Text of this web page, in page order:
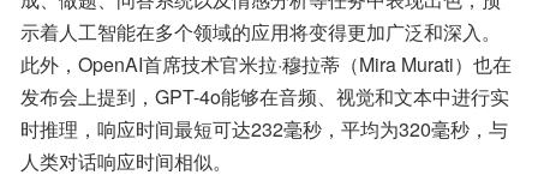
示着人工智能在多个领域的应用将变得更加广泛和深入。
此外，OpenAI首席技术官米拉·穆拉蒂（Mira Murati）也在
发布会上提到，GPT-4o能够在音频、视觉和文本中进行实
时推理，响应时间最短可达232毫秒，平均为320毫秒，与
人类对话响应时间相似。